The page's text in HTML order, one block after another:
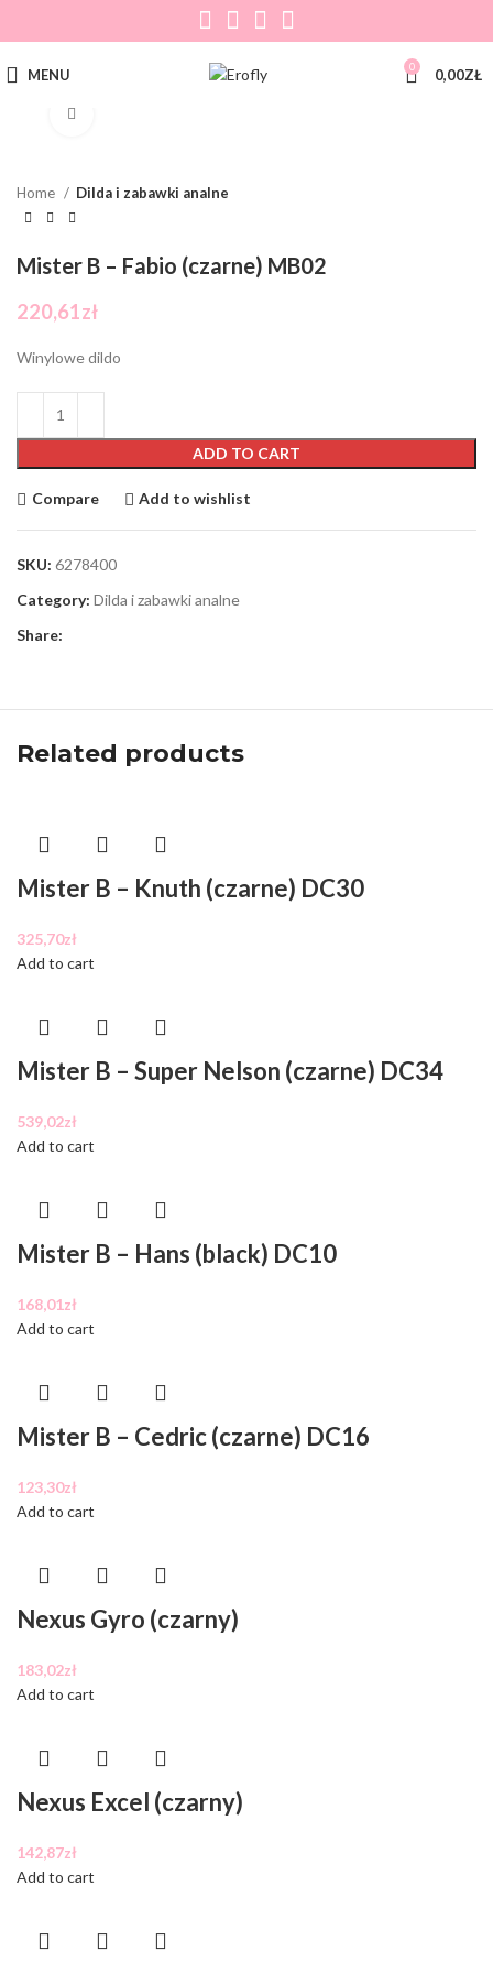
MENU 0 0,00ZŁ
Home Dilda i zabawki analne
Mister B – Fabio (czarne) MB02
220,61zł
Winylowe dildo
ADD TO CART
Compare Add to wishlist
SKU: 6278400
Category: Dilda i zabawki analne
Share:
Related products
Mister B – Knuth (czarne) DC30
325,70zł
Add to cart
Mister B – Super Nelson (czarne) DC34
539,02zł
Add to cart
Mister B – Hans (black) DC10
168,01zł
Add to cart
Mister B – Cedric (czarne) DC16
123,30zł
Add to cart
Nexus Gyro (czarny)
183,02zł
Add to cart
Nexus Excel (czarny)
142,87zł
Add to cart